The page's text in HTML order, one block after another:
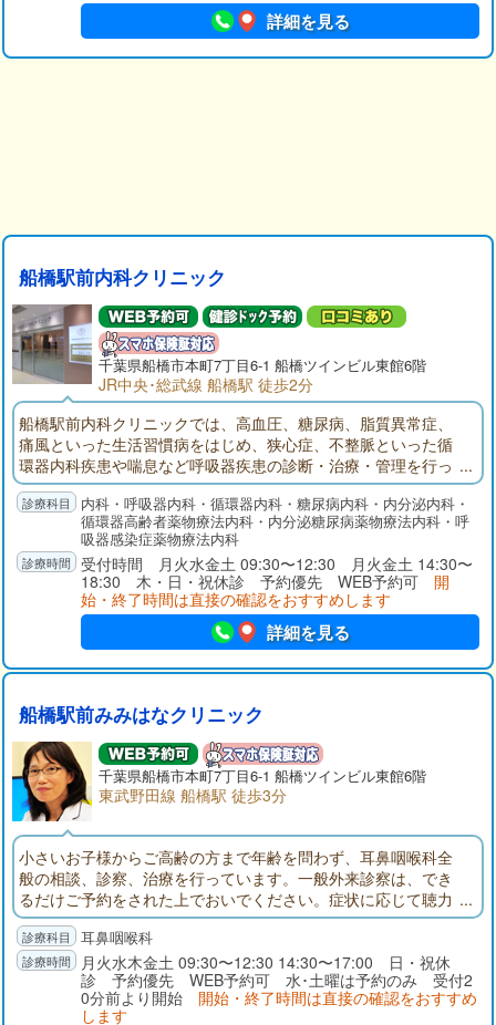
詳細を見る
船橋駅前内科クリニック
千葉県船橋市本町7丁目6-1 船橋ツインビル東館6階
JR中央･総武線 船橋駅 徒歩2分
船橋駅前内科クリニックでは、高血圧、糖尿病、脂質異常症、
痛風といった生活習慣病をはじめ、狭心症、不整脈といった循
環器内科疾患や喘息など呼吸器疾患の診断・治療・管理を行っ
ております。常に患者様お一人おひとりの生活の質（QOL）向
上を念頭においた医療を提供していくことを目指しておりま
内科・呼吸器内科・循環器内科・糖尿病内科・内分泌内科・
循環器高齢者薬物療法内科・内分泌糖尿病薬物療法内科・呼
吸器感染症薬物療法内科
受付時間 月火水金土 09:30〜12:30 月火金土 14:30〜
18:30 木・日・祝休診 予約優先 WEB予約可 開
始・終了時間は直接の確認をおすすめします
詳細を見る
船橋駅前みみはなクリニック
千葉県船橋市本町7丁目6-1 船橋ツインビル東館6階
東武野田線 船橋駅 徒歩3分
小さいお子様からご高齢の方まで年齢を問わず、耳鼻咽喉科全
般の相談、診察、治療を行っています。一般外来診察は、でき
るだけご予約をされた上でおいでください。症状に応じて聴力
検査、内視鏡検査、レントゲン検査、赤外線による平衡機能検
査、睡眠時無呼吸症候群の簡易モニター検査、血液検査、培養
検査などを行って診断します。診察室はプライバシーに配慮さ
れており、検査後は画像をお見せしながらご説明いたします。
耳鼻咽喉科
月火水木金土 09:30〜12:30 14:30〜17:00 日・祝休
診 予約優先 WEB予約可 水･土曜は予約のみ 受付2
0分前より開始 開始・終了時間は直接の確認をおすすめ
します